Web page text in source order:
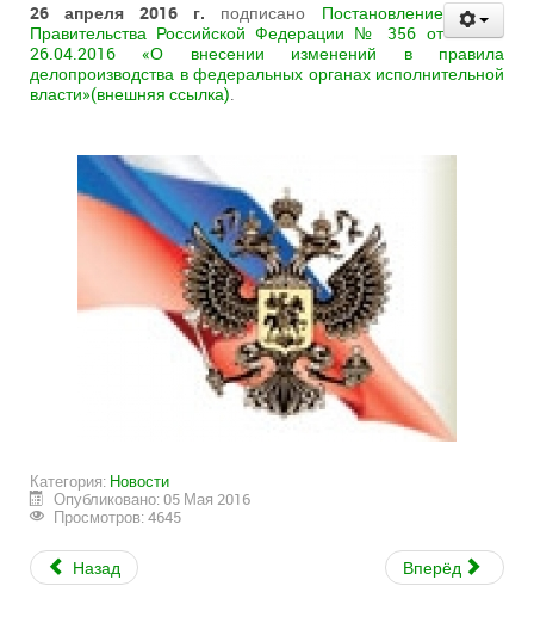
26 апреля 2016 г. подписано Постановление
Правительства Российской Федерации № 356 от
26.04.2016 «О внесении изменений в правила
делопроизводства в федеральных органах исполнительной
власти»(внешняя ссылка).
Категория: Новости
Опубликовано: 05 Мая 2016
Просмотров: 4645
Назад Вперёд